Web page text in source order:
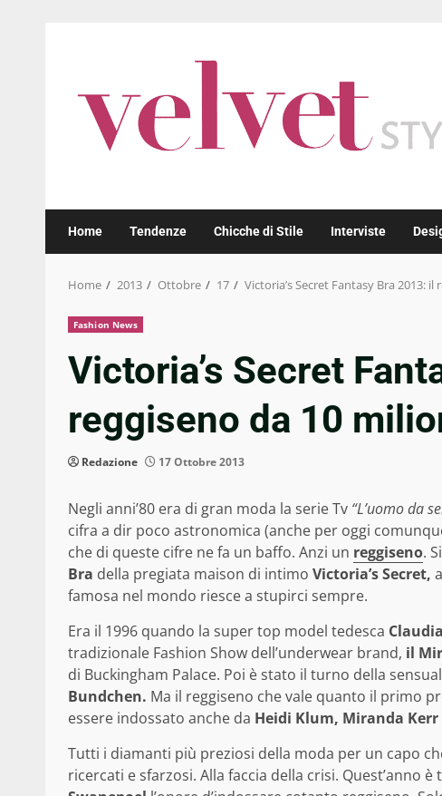
Home Tendenze Chicche di Stile Interviste
Home 2013 Ottobre 17 Victoria’s Secret Fantasy Bra 2013:
Fashion News
Victoria’s Secret
reggiseno da 10
Redazione 17 Ottobre 2013
Negli anni’80 era di gran moda la serie Tv “L’uomo da
cifra a dir poco astronomica (anche per oggi
che di queste cifre ne fa un baffo. Anzi un reggiseno.
Bra della pregiata maison di intimo Victoria’s Secret,
famosa nel mondo riesce a stupirci sempre.
Era il 1996 quando la super top model tedesca
tradizionale Fashion Show dell’underwear brand, il
di Buckingham Palace. Poi è stato il turno della
Bundchen. Ma il reggiseno che vale quanto il primo
essere indossato anche da Heidi Klum, Miranda
Tutti i diamanti più preziosi della moda per un capo
ricercati e sfarzosi. Alla faccia della crisi. Quest’anno